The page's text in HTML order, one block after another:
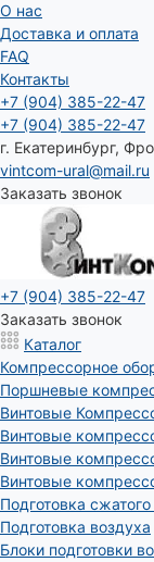
О нас
Доставка и оплата
FAQ
Контакты
+7 (904) 385-22-47
+7 (904) 385-22-47
г. Екатеринбург,
vintcom-ural@mail.ru
Заказать звонок
+7 (904) 385-22-47
Заказать звонок
Каталог
Компрессорное
Поршневые
Винтовые
Винтовые
Винтовые
Винтовые
Подготовка
Подготовка воздуха
Блоки подготовки